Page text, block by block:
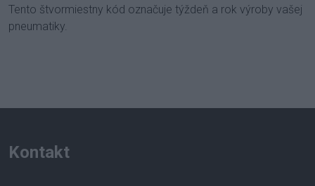
Tento štvormiestny kód označuje týždeň a rok výroby vašej
pneumatiky.
Kontakt